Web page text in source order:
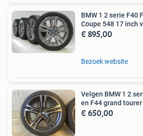
BMW 1 2 serie F40
Coupe 548 17 inch
€ 895,00
Bezoek website
Velgen BMW 1 2
en F44 grand tourer
€ 650,00